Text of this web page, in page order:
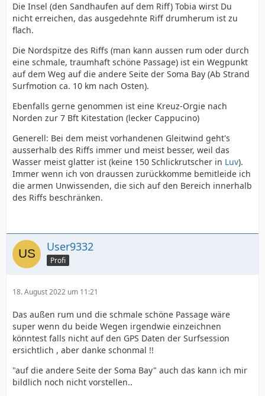
Die Insel (den Sandhaufen auf dem Riff) Tobia wirst Du
nicht erreichen, das ausgedehnte Riff drumherum ist zu
flach.
Die Nordspitze des Riffs (man kann aussen rum oder durch
eine schmale, traumhaft schöne Passage) ist ein Wegpunkt
auf dem Weg auf die andere Seite der Soma Bay (Ab Strand
Surfmotion ca. 10 km nach Osten).
Ebenfalls gerne genommen ist eine Kreuz-Orgie nach
Norden zur 7 Bft Kitestation (lecker Cappucino)
Generell: Bei dem meist vorhandenen Gleitwind geht's
ausserhalb des Riffs immer und meist besser, weil das
Wasser meist glatter ist (keine 150 Schlickrutscher in Luv).
Immer wenn ich von draussen zurückkomme bemitleide ich
die armen Unwissenden, die sich auf den Bereich innerhalb
des Riffs beschränken.
User9332
Profi
18. August 2022 um 11:21
Das außen rum und die schmale schöne Passage wäre
super wenn du beide Wegen irgendwie einzeichnen
könntest falls nicht auf den GPS Daten der Surfsession
ersichtlich , aber danke schonmal !!
"auf die andere Seite der Soma Bay" auch das kann ich mir
bildlich noch nicht vorstellen..